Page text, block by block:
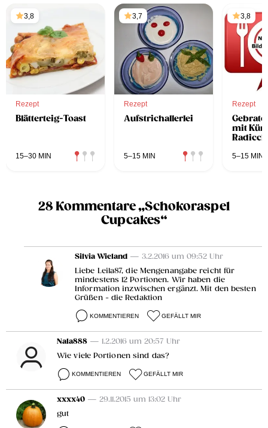
3,8
Rezept
Blätterteig-Toast
15–30 MIN
3,7
Rezept
Aufstrichallerlei
5–15 MIN
3,8
Rezept
mit
5–15 MIN
28 Kommentare „Schokoraspel
Cupcakes“
Silvia Wieland — 3.2.2016 um 09:52 Uhr
Liebe Leila87, die Mengenangabe reicht für
mindestens 12 Portionen. Wir haben die
Information inzwischen ergänzt. Mit den besten
Grüßen - die Redaktion
KOMMENTIEREN GEFÄLLT MIR
Nala888 — 1.2.2016 um 20:57 Uhr
Wie viele Portionen sind das?
KOMMENTIEREN GEFÄLLT MIR
xxxx40 — 29.11.2015 um 13:02 Uhr
gut